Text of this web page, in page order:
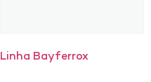
Linha Bayferrox